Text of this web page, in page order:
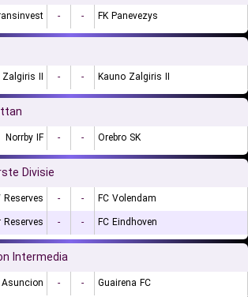
- - FK Panevezys
II - - Kauno Zalgiris II
Norrby IF - - Orebro SK
Divisie
Reserves - -
FC Volendam
- - FC Eindhoven
Intermedia
- - Guairena FC